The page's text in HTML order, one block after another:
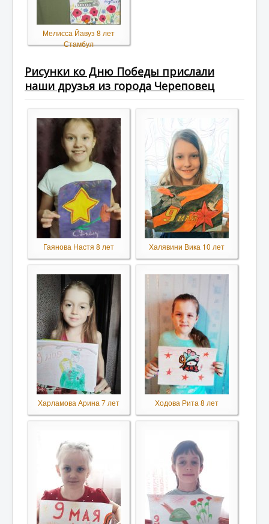
Мелисса Йавуз 8 лет
Стамбул
Рисунки ко Дню Победы прислали
наши друзья из города Череповец
Гаянова Настя 8 лет Халявини Вика 10 лет
Харламова Арина 7 лет Ходова Рита 8 лет